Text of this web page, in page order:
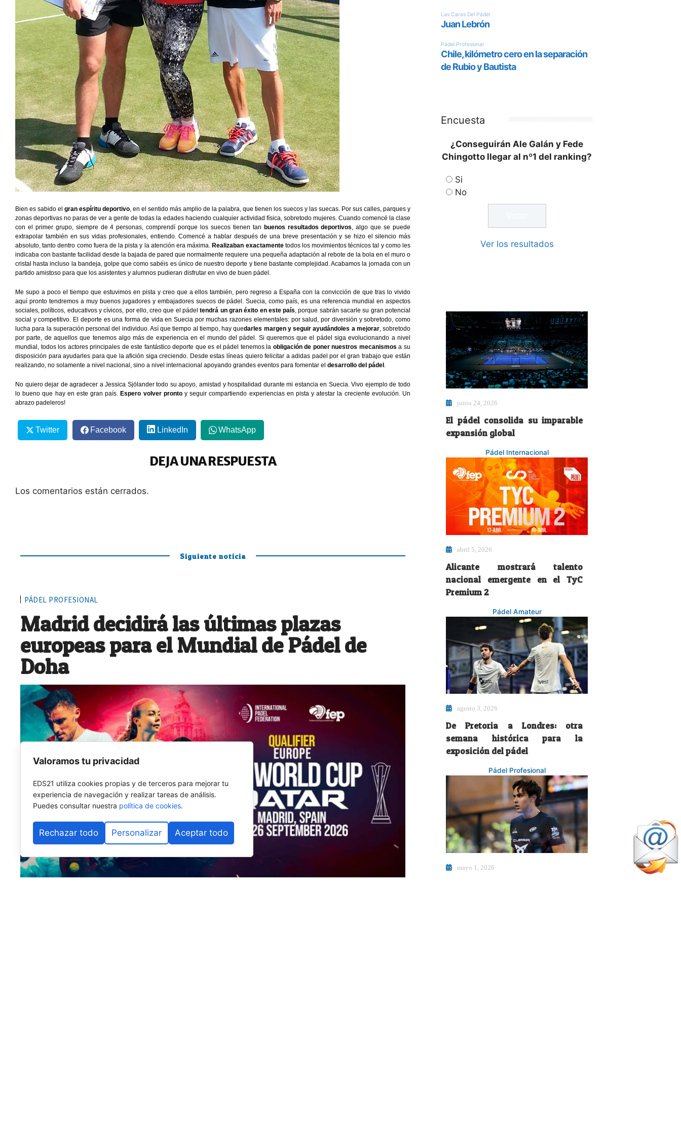
Bien es sabido el gran espíritu deportivo, en el sentido más amplio de la palabra, que tienen los suecos y las suecas. Por sus calles, parques y
zonas deportivas no paras de ver a gente de todas la edades haciendo cualquier actividad física, sobretodo mujeres. Cuando comencé la clase
con el primer grupo, siempre de 4 personas, comprendí porque los suecos tienen tan buenos resultados deportivos, algo que se puede
extrapolar también en sus vidas profesionales, entiendo. Comencé a hablar después de una breve presentación y se hizo el silencio más
absoluto, tanto dentro como fuera de la pista y la atención era máxima. Realizaban exactamentetodos los movimientos técnicos tal y como les
indicaba con bastante facilidad desde la bajada de pared que normalmente requiere una pequeña adaptación al rebote de la bola en el muro o
cristal hasta incluso la bandeja, golpe que como sabéis es único de nuestro deporte y tiene bastante complejidad. Acabamos la jornada con un
partido amistoso para que los asistentes y alumnos pudieran disfrutar en vivo de buen pádel.
Me supo a poco el tiempo que estuvimos en pista y creo que a ellos también, pero regreso a España con la convicción de que tras lo vivido
aquí pronto tendremos a muy buenos jugadores y embajadores suecos de pádel. Suecia, como país, es una referencia mundial en aspectos
sociales, políticos, educativos y cívicos, por ello, creo que el pádel tendrá un gran éxito en este país, porque sabrán sacarle su gran potencial
social y competitivo. El deporte es una forma de vida en Suecia por muchas razones elementales: por salud, por diversión y sobretodo, como
lucha para la superación personal del individuo. Así que tiempo al tiempo, hay quedarles margen y seguir ayudándoles a mejorar, sobretodo
por parte, de aquellos que tenemos algo más de experiencia en el mundo del pádel. Si queremos que el pádel siga evolucionando a nivel
mundial, todos los actores principales de este fantástico deporte que es el pádel tenemos la obligación de poner nuestros mecanismos a su
disposición para ayudarles para que la afición siga creciendo. Desde estas líneas quiero felicitar a adidas padel por el gran trabajo que están
realizando, no solamente a nivel nacional, sino a nivel internacional apoyando grandes eventos para fomentar el desarrollo del pádel .
No quiero dejar de agradecer a Jessica Sjölander todo su apoyo, amistad y hospitalidad durante mi estancia en Suecia. Vivo ejemplo de todo
lo bueno que hay en este gran país. Espero volver prontoy seguir compartiendo experiencias en pista y atestar la creciente evolución. Un
abrazo padeleros!
Twitter Facebook LinkedIn WhatsApp
DEJA UNA RESPUESTA
Los comentarios están cerrados.
Siguiente noticia
PÁDEL PROFESIONAL
Madrid decidirá las últimas plazas
europeas para el Mundial de Pádel de
Doha
Encuesta
¿Conseguirán Ale Galán y Fede
Chingotto llegar al nº1 del ranking?
Si
No
Ver los resultados
junio 24, 2026
El pádel consolida su imparable
expansión global
Pádel Internacional
abril 5, 2026
Alicante mostrará talento
nacional emergente en el TyC
Premium 2
Pádel Amateur
agosto 3, 2026
De Pretoria a Londres: otra
semana histórica para la
exposición del pádel
Pádel Profesional
mayo 1, 2026
Valoramos tu privacidad
EDS21 utiliza cookies propias y de terceros para mejorar tu
experiencia de navegación y realizar tareas de análisis.
Puedes consultar nuestra política de cookies.
Rechazar todo Personalizar Aceptar todo